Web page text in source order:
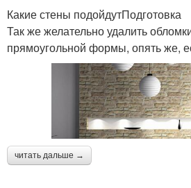
Какие стены подойдутПодготовка
Так же желательно удалить
прямоугольной формы, опять же,
читать дальше →